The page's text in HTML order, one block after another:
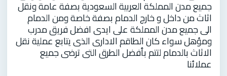
جميع مدن المملكة العربية السعودية بصفة عامة ونقل
اثاث من داخل و خارج الدمام بصفة خاصة ومن الدمام
الى جميع مدن المملكة على ايدى افضل فريق مدرب
ومؤهل سواء كان الطاقم الادارى الذى يتابع عملية نقل
الاثاث بالدمام لتتم بأفضل الطرق التى ترضى جميع
عملائنا